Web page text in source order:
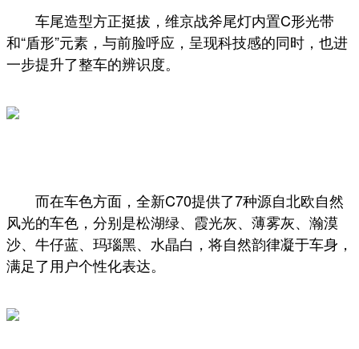
车尾造型方正挺拔，维京战斧尾灯内置C形光带
和“盾形”元素，与前脸呼应，呈现科技感的同时，也进
一步提升了整车的辨识度。
而在车色方面，全新C70提供了7种源自北欧自然
风光的车色，分别是松湖绿、霞光灰、薄雾灰、瀚漠
沙、牛仔蓝、玛瑙黑、水晶白，将自然韵律凝于车身，
满足了用户个性化表达。